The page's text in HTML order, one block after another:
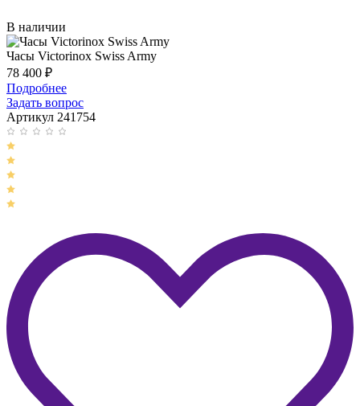
В наличии
Часы Victorinox Swiss Army
78 400 ₽
Подробнее
Задать вопрос
Артикул 241754